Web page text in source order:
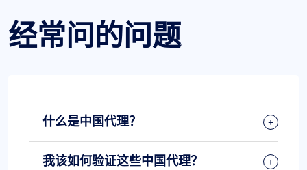
经常问的问题
什么是中国代理？
我该如何验证这些中国代理？